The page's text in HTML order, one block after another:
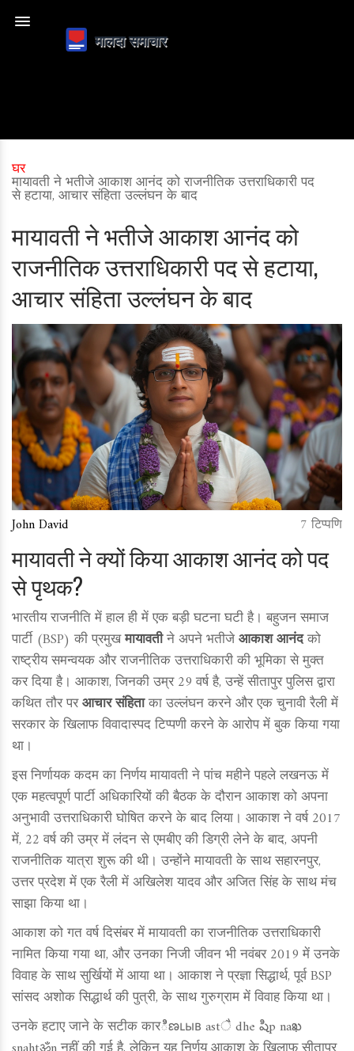
घर
मायावती ने भतीजे आकाश आनंद को राजनीतिक उत्तराधिकारी पद
से हटाया, आचार संहिता उल्लंघन के बाद
मायावती ने भतीजे आकाश आनंद को
राजनीतिक उत्तराधिकारी पद से हटाया,
आचार संहिता उल्लंघन के बाद
John David 7 टिप्पणि
मायावती ने क्यों किया आकाश आनंद को पद
से पृथक?
भारतीय राजनीति में हाल ही में एक बड़ी घटना घटी है। बहुजन समाज
पार्टी (BSP) की प्रमुखमायावतीने अपने भतीजेआकाश आनंदको
राष्ट्रीय समन्वयक और राजनीतिक उत्तराधिकारी की भूमिका से मुक्त
कर दिया है। आकाश, जिनकी उम्र 29 वर्ष है, उन्हें सीतापुर पुलिस द्वारा
कथित तौर परआचार संहिताका उल्लंघन करने और एक चुनावी रैली में
सरकार के खिलाफ विवादास्पद टिप्पणी करने के आरोप में बुक किया गया
था।
इस निर्णायक कदम का निर्णय मायावती ने पांच महीने पहले लखनऊ में
एक महत्वपूर्ण पार्टी अधिकारियों की बैठक के दौरान आकाश को अपना
अनुभावी उत्तराधिकारी घोषित करने के बाद लिया। आकाश ने वर्ष 2017
में, 22 वर्ष की उम्र में लंदन से एमबीए की डिग्री लेने के बाद, अपनी
राजनीतिक यात्रा शुरू की थी। उन्होंने मायावती के साथ सहारनपुर,
उत्तर प्रदेश में एक रैली में अखिलेश यादव और अजित सिंह के साथ मंच
साझा किया था।
आकाश को गत वर्ष दिसंबर में मायावती का राजनीतिक उत्तराधिकारी
नामित किया गया था, और उनका निजी जीवन भी नवंबर 2019 में उनके
विवाह के साथ सुर्खियों में आया था। आकाश ने प्रज्ञा सिद्धार्थ, पूर्व BSP
सांसद अशोक सिद्धार्थ की पुत्री, के साथ गुरुग्राम में विवाह किया था।
उनके हटाए जाने के सटीक कारిణւыв astै dhe షిp naఖ